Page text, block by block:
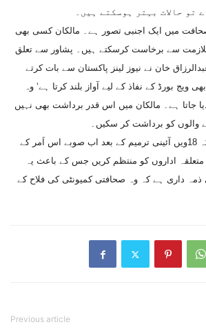
تو حالات بہتر ہوسکتے ہیں۔
میں ایک اجنبی تصور ہے۔ مالکان کسی بھی
سے برخاست کرسکتے ہیں۔ پشاور سے تعلق
خان نے نیوز لینز پاکستان سے بات کرتے
ویج بورڈ کے نفاذ کے لیے آواز بلند کرتا ہے‘ وہ
جاتا ہے۔ مالکان میں اس قدر برداشت بھی نہیں
والوں کو برداشت کر سکیں۔
نثار محمود نے مزید کہا کہ 18ویں آئینی ترمیم کے بعد اب صوبے اس اَمر کے
متعلقہ اداروں کو منتظم کریں جس کے باعث یہ
ذمہ داری ہے کہ وہ صحافتی کمیونٹی کی فلاح کے
Previous article